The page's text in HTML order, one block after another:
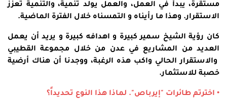
مستقرة، يبدأ في العمل، والعمل يولد تنمية، والتنمية تعزز
الاستقرار. وهذا ما رأيناه و التمسناه خلال الفترة الماضية.
كان رؤية الشيخ سمير كبيرة و اهدافه كبيرة و يريد أن يعمل
العديد من المشاريع في عدن من خلال مجموعة القطيبي
والاستقرار الحالي واكب هذه الرغبة، ووجدنا أن هناك أرضية
خصبة للاستثمار.
• اخترتم طائرات "إيرباص". لماذا هذا النوع تحديداً؟